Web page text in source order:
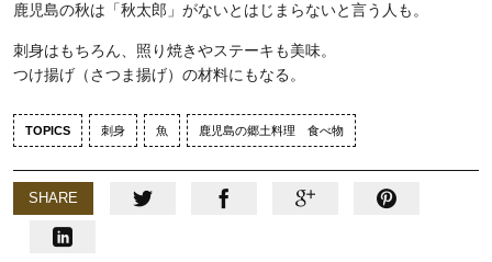
鹿児島の秋は「秋太郎」がないとはじまらないと言う人も。
刺身はもちろん、照り焼きやステーキも美味。
つけ揚げ（さつま揚げ）の材料にもなる。
TOPICS 刺身 魚 鹿児島の郷土料理 食べ物
SHARE